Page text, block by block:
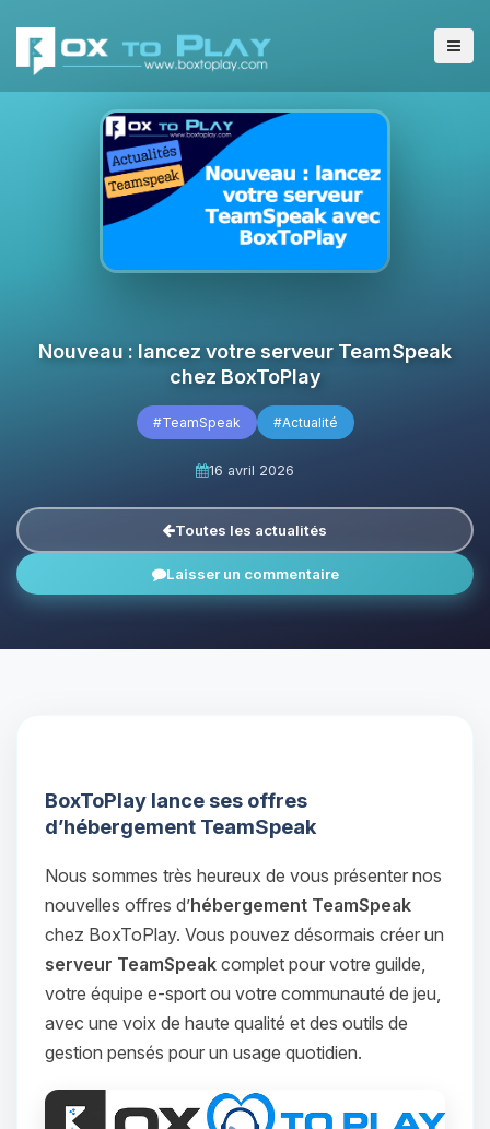
Nouveau : lancez votre serveur TeamSpeak
chez BoxToPlay
#TeamSpeak #Actualité
16 avril 2026
Toutes les actualités
Laisser un commentaire
BoxToPlay lance ses offres
d’hébergement TeamSpeak
Nous sommes très heureux de vous présenter nos
nouvelles offres d’hébergement TeamSpeak
chez BoxToPlay. Vous pouvez désormais créer un
serveur TeamSpeak complet pour votre guilde,
votre équipe e‑sport ou votre communauté de jeu,
avec une voix de haute qualité et des outils de
gestion pensés pour un usage quotidien.